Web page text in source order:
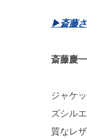
▶斎藤
斎藤慶
ジャケ
ズシル
質なレ